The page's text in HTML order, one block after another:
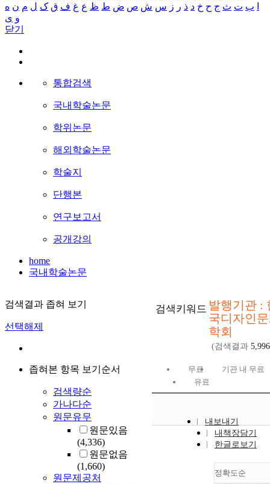
ب ت ث ج ح خ د ذ ر ز س ش ص ض ط ظ ع غ ف ق ک ل م ن ه
و ی
닫기
통합검색
국내학술논문
학위논문
해외학술논문
학술지
단행본
연구보고서
공개강의
home
국내학술논문
검색결과 좁혀 보기
선택해제
좁혀본 항목 보기순서
검색량순
가나다순
원문유무
원문있음
(4,336)
원문없음
(1,660)
원문제공처
검색키워드 발행기관 :
국디자인
학회
(검색결과 5,996
무료
기관 내 무료
유료
내보내기
내책장담기
한글로보기
정확도순